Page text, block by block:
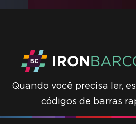
Quando você precisa ler,
códigos de barras